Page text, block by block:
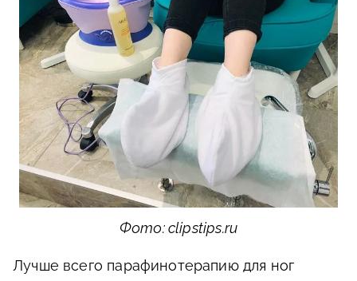
Фото: clipstips.ru
Лучше всего парафинотерапию для ног